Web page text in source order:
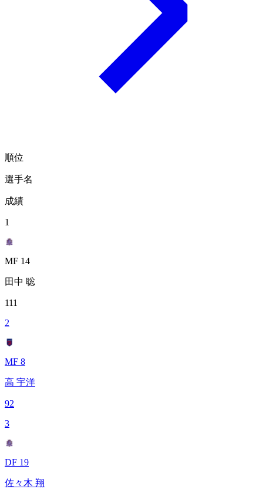
順位
選手名
成績
1
MF 14
田中 聡
111
2
MF 8
高 宇洋
92
3
DF 19
佐々木 翔